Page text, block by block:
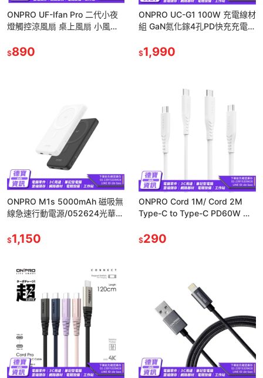
ONPRO UF-Ifan Pro 二代小夜
燈觸控涼風扇 桌上風扇 小風扇
$890
ONPRO UC-G1 100W 充電線材
組 GaN氮化鎵4孔PD快充充電器
$1,990
ONPRO M1s 5000mAh 磁吸無
線急速行動電源/052624光華商
$1,150
ONPRO Cord 1M/ Cord 2M
Type-C to Type-C PD60W 快
$290